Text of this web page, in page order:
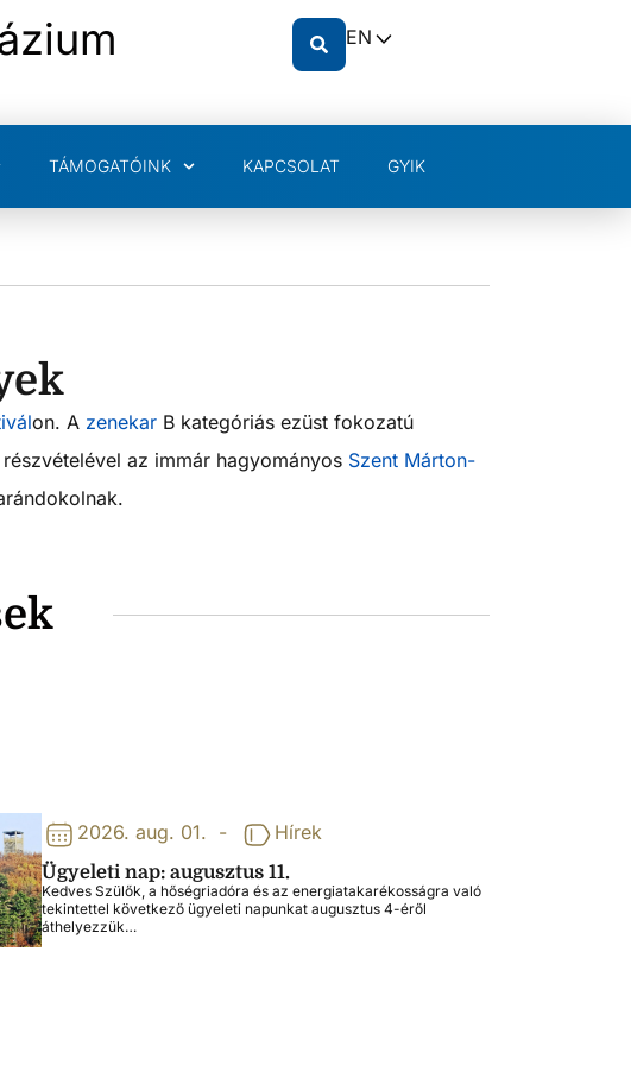
EN
TÁMOGATÓINK KAPCSOLAT GYIK
on. A zenekarB kategóriás ezüst fokozatú
az immár hagyományos Szent Márton-
2026. aug. 01. - Hírek
Ügyeleti nap: augusztus 11.
Kedves Szülők, a hőségriadóra és az energiatakarékosságra való
tekintettel következő ügyeleti napunkat augusztus 4-éről
áthelyezzük…